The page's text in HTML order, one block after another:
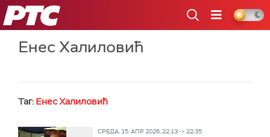
РТС
Енес Халиловић
Таг: Енес Халиловић
СРЕДА, 15. АПР 2026, 22:13 -> 22:35